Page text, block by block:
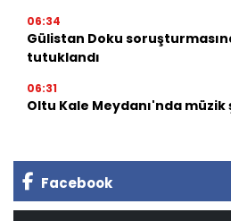
06:34
Gülistan Doku
tutuklandı
06:31
Oltu Kale Meydanı'nda müzik
Facebook